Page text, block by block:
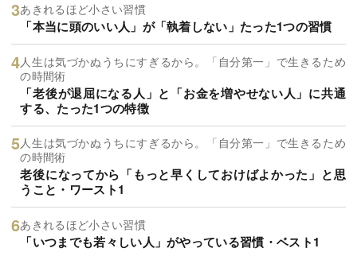
あきれるほど小さい習慣
「本当に頭のいい人」が「執着しない」たった1つの習慣
人生は気づかぬうちにすぎるから。「自分第一」で生きるため
の時間術
「老後が退屈になる人」と「お金を増やせない人」に共通
する、たった1つの特徴
人生は気づかぬうちにすぎるから。「自分第一」で生きるため
の時間術
老後になってから「もっと早くしておけばよかった」と思
うこと・ワースト1
あきれるほど小さい習慣
「いつまでも若々しい人」がやっている習慣・ベスト1